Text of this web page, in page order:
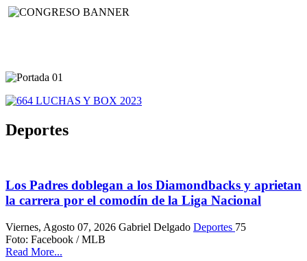
Deportes
Los Padres doblegan a los Diamondbacks y aprietan
la carrera por el comodín de la Liga Nacional
Viernes, Agosto 07, 2026 Gabriel Delgado Deportes 75
Foto: Facebook / MLB
Read More...